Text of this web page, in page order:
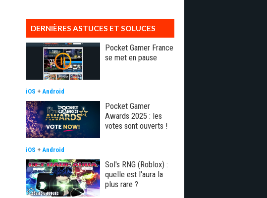
DERNIÈRES ASTUCES ET SOLUCES
Pocket Gamer France
se met en pause
iOS + Android
Pocket Gamer
Awards 2025 : les
votes sont ouverts !
iOS + Android
Sol's RNG (Roblox) :
quelle est l'aura la
plus rare ?